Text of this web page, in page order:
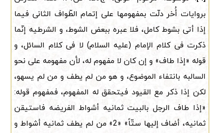
بروایات أُخر دلّت بمفهومها على إتمام الطّواف الثانی فیما
إذا أتى بشوط کامل، فلا عبره ببعض الشوط، و الشرطیه إنّما
ذکرت فی کلام الإمام (علیه السلام) لا فی کلام السائل، و
قوله «إذا طاف» و إن کان لا مفهوم له، لأن مفهومه على نحو
السالبه بانتفاء الموضوع، و هو من لم یطف و من لم یسهو،
لکن إذا ذکر مع القیود فیتحقق له المفهوم، فمفهوم قوله:
«إذا طاف الرجل بالبیت ثمانیه أشواط الفریضه فاستیقن
ثمانیه، أضاف إلیها ستّاً» «2» من لم یطف ثمانیه أشواط و